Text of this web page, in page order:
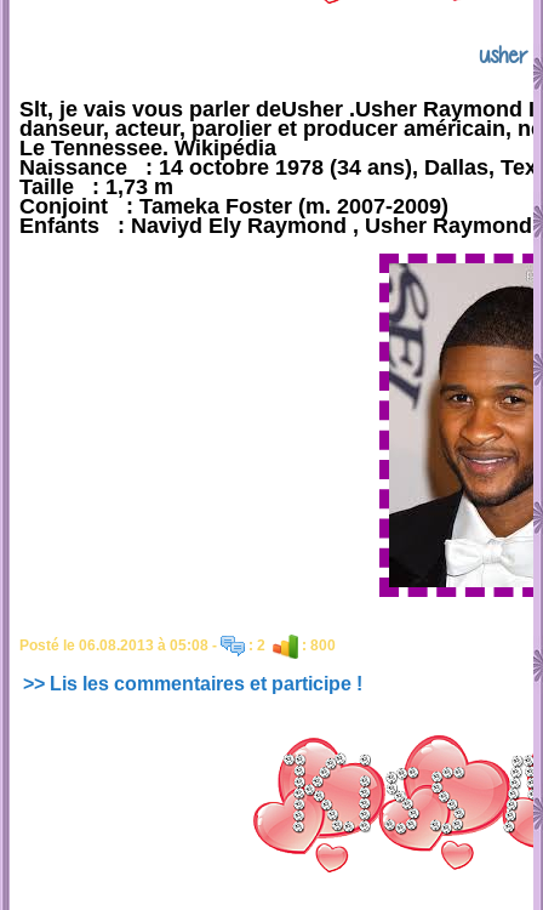
usher
Slt, je vais vous parler deUsher .Usher Raymond
danseur, acteur, parolier et producer américain,
Le Tennessee. Wikipédia
Naissance : 14 octobre 1978 (34 ans), Dallas,
Taille : 1,73 m
Conjoint : Tameka Foster (m. 2007-2009)
Enfants : Naviyd Ely Raymond , Usher Raymond
Posté le 06.08.2013 à 05:08 - : 2 : 800
>> Lis les commentaires et participe !